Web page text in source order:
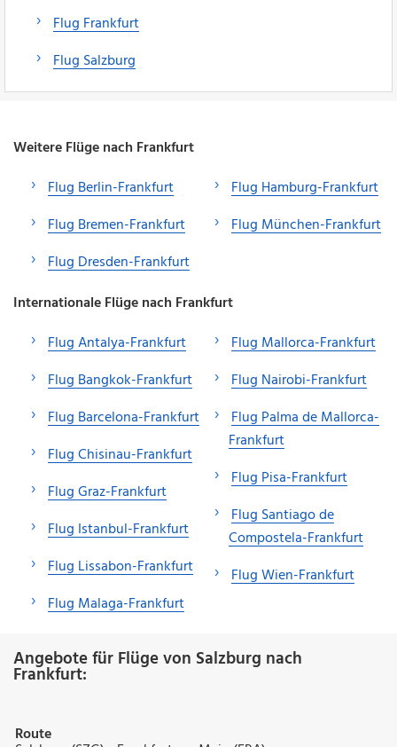
Flug Frankfurt
Flug Salzburg
Weitere Flüge nach Frankfurt
Flug Berlin-Frankfurt
Flug Bremen-Frankfurt
Flug Dresden-Frankfurt
Flug Hamburg-Frankfurt
Flug München-Frankfurt
Internationale Flüge nach Frankfurt
Flug Antalya-Frankfurt
Flug Bangkok-Frankfurt
Flug Barcelona-Frankfurt
Flug Chisinau-Frankfurt
Flug Graz-Frankfurt
Flug Istanbul-Frankfurt
Flug Lissabon-Frankfurt
Flug Malaga-Frankfurt
Flug Mallorca-Frankfurt
Flug Nairobi-Frankfurt
Flug Palma de Mallorca-
Frankfurt
Flug Pisa-Frankfurt
Flug Santiago de
Compostela-Frankfurt
Flug Wien-Frankfurt
Angebote für Flüge von Salzburg nach
Frankfurt:
Route